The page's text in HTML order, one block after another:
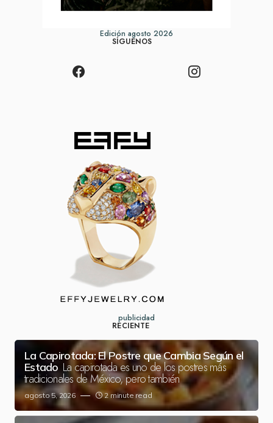
Edición agosto 2026
SÍGUENOS
publicidad
RECIENTE
La Capirotada: El Postre que Cambia Según el
Estado La capirotada es uno de los postres más
tradicionales de México, pero también
agosto 5, 2026 2 minute read